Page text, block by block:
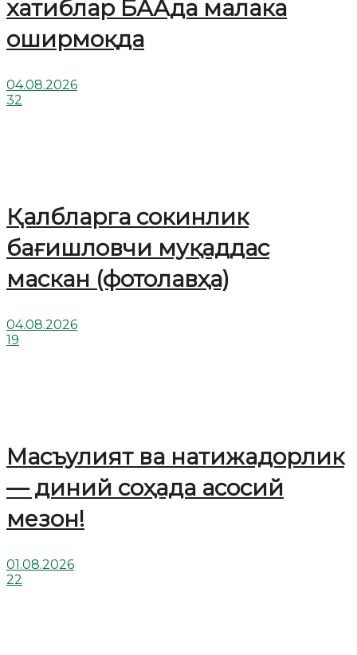
хатиблар БААда малака
оширмоқда
04.08.2026
32
Қалбларга сокинлик
бағишловчи муқаддас
маскан (фотолавҳа)
04.08.2026
19
Масъулият ва натижадорлик
— диний соҳада асосий
мезон!
01.08.2026
22